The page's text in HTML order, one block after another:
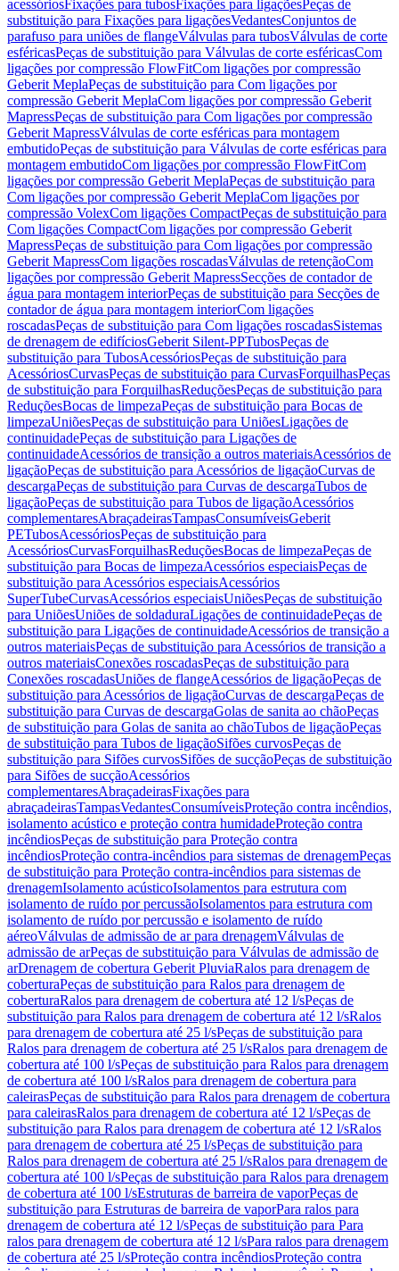
acessóriosFixações para tubosFixações para ligaçõesPeças de
substituição para Fixações para ligaçõesVedantesConjuntos de
parafuso para uniões de flangeVálvulas para tubosVálvulas de corte
esféricasPeças de substituição para Válvulas de corte esféricasCom
ligações por compressão FlowFitCom ligações por compressão
Geberit MeplaPeças de substituição para Com ligações por
compressão Geberit MeplaCom ligações por compressão Geberit
MapressPeças de substituição para Com ligações por compressão
Geberit MapressVálvulas de corte esféricas para montagem
embutidoPeças de substituição para Válvulas de corte esféricas para
montagem embutidoCom ligações por compressão FlowFitCom
ligações por compressão Geberit MeplaPeças de substituição para
Com ligações por compressão Geberit MeplaCom ligações por
compressão VolexCom ligações CompactPeças de substituição para
Com ligações CompactCom ligações por compressão Geberit
MapressPeças de substituição para Com ligações por compressão
Geberit MapressCom ligações roscadasVálvulas de retençãoCom
ligações por compressão Geberit MapressSecções de contador de
água para montagem interiorPeças de substituição para Secções de
contador de água para montagem interiorCom ligações
roscadasPeças de substituição para Com ligações roscadasSistemas
de drenagem de edifíciosGeberit Silent-PPTubosPeças de
substituição para TubosAcessóriosPeças de substituição para
AcessóriosCurvasPeças de substituição para CurvasForquilhasPeças
de substituição para ForquilhasReduçõesPeças de substituição para
ReduçõesBocas de limpezaPeças de substituição para Bocas de
limpezaUniõesPeças de substituição para UniõesLigações de
continuidadePeças de substituição para Ligações de
continuidadeAcessórios de transição a outros materiaisAcessórios de
ligaçãoPeças de substituição para Acessórios de ligaçãoCurvas de
descargaPeças de substituição para Curvas de descargaTubos de
ligaçãoPeças de substituição para Tubos de ligaçãoAcessórios
complementaresAbraçadeirasTampasConsumíveisGeberit
PETubosAcessóriosPeças de substituição para
AcessóriosCurvasForquilhasReduçõesBocas de limpezaPeças de
substituição para Bocas de limpezaAcessórios especiaisPeças de
substituição para Acessórios especiaisAcessórios
SuperTubeCurvasAcessórios especiaisUniõesPeças de substituição
para UniõesUniões de soldaduraLigações de continuidadePeças de
substituição para Ligações de continuidadeAcessórios de transição a
outros materiaisPeças de substituição para Acessórios de transição a
outros materiaisConexões roscadasPeças de substituição para
Conexões roscadasUniões de flangeAcessórios de ligaçãoPeças de
substituição para Acessórios de ligaçãoCurvas de descargaPeças de
substituição para Curvas de descargaGolas de sanita ao chãoPeças
de substituição para Golas de sanita ao chãoTubos de ligaçãoPeças
de substituição para Tubos de ligaçãoSifões curvosPeças de
substituição para Sifões curvosSifões de sucçãoPeças de substituição
para Sifões de sucçãoAcessórios
complementaresAbraçadeirasFixações para
abraçadeirasTampasVedantesConsumíveisProteção contra incêndios,
isolamento acústico e proteção contra humidadeProteção contra
incêndiosPeças de substituição para Proteção contra
incêndiosProteção contra-incêndios para sistemas de drenagemPeças
de substituição para Proteção contra-incêndios para sistemas de
drenagemIsolamento acústicoIsolamentos para estrutura com
isolamento de ruído por percussãoIsolamentos para estrutura com
isolamento de ruído por percussão e isolamento de ruído
aéreoVálvulas de admissão de ar para drenagemVálvulas de
admissão de arPeças de substituição para Válvulas de admissão de
arDrenagem de cobertura Geberit PluviaRalos para drenagem de
coberturaPeças de substituição para Ralos para drenagem de
coberturaRalos para drenagem de cobertura até 12 l/sPeças de
substituição para Ralos para drenagem de cobertura até 12 l/sRalos
para drenagem de cobertura até 25 l/sPeças de substituição para
Ralos para drenagem de cobertura até 25 l/sRalos para drenagem de
cobertura até 100 l/sPeças de substituição para Ralos para drenagem
de cobertura até 100 l/sRalos para drenagem de cobertura para
caleirasPeças de substituição para Ralos para drenagem de cobertura
para caleirasRalos para drenagem de cobertura até 12 l/sPeças de
substituição para Ralos para drenagem de cobertura até 12 l/sRalos
para drenagem de cobertura até 25 l/sPeças de substituição para
Ralos para drenagem de cobertura até 25 l/sRalos para drenagem de
cobertura até 100 l/sPeças de substituição para Ralos para drenagem
de cobertura até 100 l/sEstruturas de barreira de vaporPeças de
substituição para Estruturas de barreira de vaporPara ralos para
drenagem de cobertura até 12 l/sPeças de substituição para Para
ralos para drenagem de cobertura até 12 l/sPara ralos para drenagem
de cobertura até 25 l/sProteção contra incêndiosProteção contra